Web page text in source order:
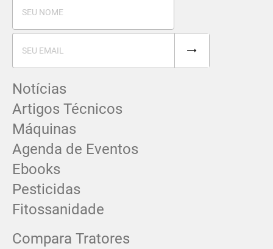
Notícias
Artigos Técnicos
Máquinas
Agenda de Eventos
Ebooks
Pesticidas
Fitossanidade
Compara Tratores